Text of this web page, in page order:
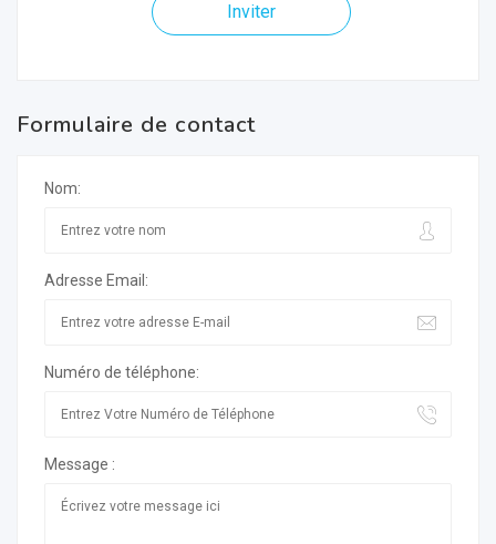
Inviter
Formulaire de contact
Nom:
Adresse Email:
Numéro de téléphone:
Message :